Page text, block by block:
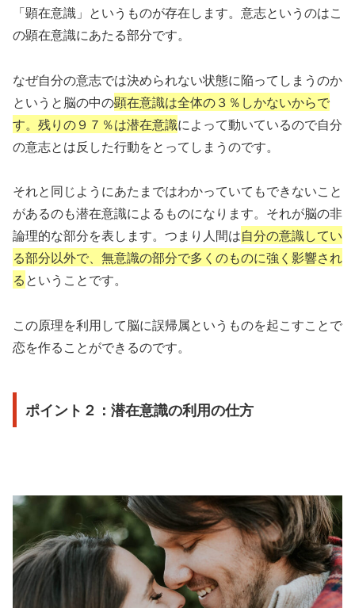
「顕在意識」というものが存在します。意志というのはこ
の顕在意識にあたる部分です。
なぜ自分の意志では決められない状態に陥ってしまうのか
というと脳の中の顕在意識は全体の３％しかないからで
す。残りの９７％は潜在意識によって動いているので自分
の意志とは反した行動をとってしまうのです。
それと同じようにあたまではわかっていてもできないこと
があるのも潜在意識によるものになります。それが脳の非
論理的な部分を表します。つまり人間は自分の意識してい
る部分以外で、無意識の部分で多くのものに強く影響され
るということです。
この原理を利用して脳に誤帰属というものを起こすことで
恋を作ることができるのです。
ポイント２：潜在意識の利用の仕方